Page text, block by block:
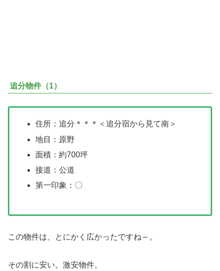
追分物件（1）
住所：追分＊＊＊＜追分宿から見て南＞
地目：原野
面積：約700坪
接道：公道
第一印象：〇
この物件は、とにかく広かったですね～。
その割に安い。激安物件。